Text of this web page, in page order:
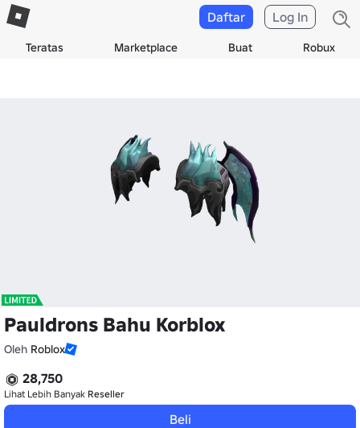
Teratas Marketplace Buat Robux
Daftar Log In
Pauldrons Bahu Korblox
Oleh Roblox
28,750
Lihat Lebih Banyak Reseller
Beli